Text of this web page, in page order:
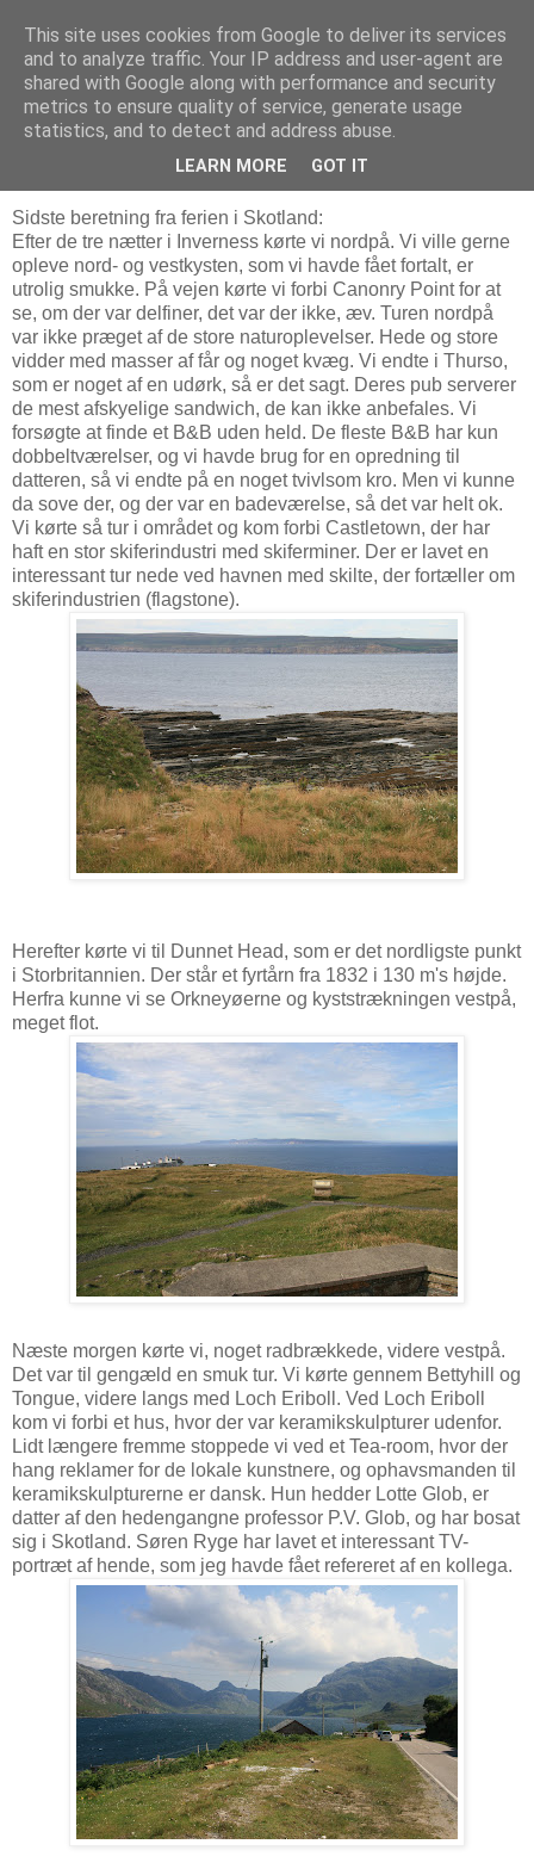
Troldesofie
mandag den 4. august 2008
Skotland fortsat
Sidste beretning fra ferien i Skotland:
Efter de tre nætter i Inverness kørte vi nordpå. Vi ville gerne
opleve nord- og vestkysten, som vi havde fået fortalt, er
utrolig smukke. På vejen kørte vi forbi Canonry Point for at
se, om der var delfiner, det var der ikke, æv. Turen nordpå
var ikke præget af de store naturoplevelser. Hede og store
vidder med masser af får og noget kvæg. Vi endte i Thurso,
som er noget af en udørk, så er det sagt. Deres pub serverer
de mest afskyelige sandwich, de kan ikke anbefales. Vi
forsøgte at finde et B&B uden held. De fleste B&B har kun
dobbeltværelser, og vi havde brug for en opredning til
datteren, så vi endte på en noget tvivlsom kro. Men vi kunne
da sove der, og der var en badeværelse, så det var helt ok.
Vi kørte så tur i området og kom forbi Castletown, der har
haft en stor skiferindustri med skiferminer. Der er lavet en
interessant tur nede ved havnen med skilte, der fortæller om
skiferindustrien (flagstone).
Herefter kørte vi til Dunnet Head, som er det nordligste punkt
i Storbritannien. Der står et fyrtårn fra 1832 i 130 m's højde.
Herfra kunne vi se Orkneyøerne og kyststrækningen vestpå,
meget flot.
Næste morgen kørte vi, noget radbrækkede, videre vestpå.
Det var til gengæld en smuk tur. Vi kørte gennem Bettyhill og
Tongue, videre langs med Loch Eriboll. Ved Loch Eriboll
kom vi forbi et hus, hvor der var keramikskulpturer udenfor.
Lidt længere fremme stoppede vi ved et Tea-room, hvor der
hang reklamer for de lokale kunstnere, og ophavsmanden til
keramikskulpturerne er dansk. Hun hedder Lotte Glob, er
datter af den hedengangne professor P.V. Glob, og har bosat
sig i Skotland. Søren Ryge har lavet et interessant TV-
portræt af hende, som jeg havde fået refereret af en kollega.
This site uses cookies from Google to deliver its services
and to analyze traffic. Your IP address and user-agent are
shared with Google along with performance and security
metrics to ensure quality of service, generate usage
statistics, and to detect and address abuse.
LEARN MORE GOT IT